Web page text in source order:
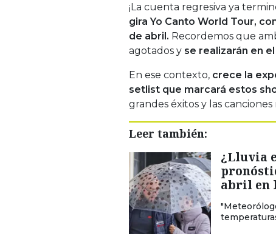
¡La cuenta regresiva ya
gira Yo Canto World Tour,
de abril. Recordemos que
agotados y se realizarán en
En ese contexto, crece la
setlist que marcará estos
grandes éxitos y las
Leer también:
¿Lluvia
abril en